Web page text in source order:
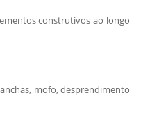
construtivos ao longo
mofo, desprendimento